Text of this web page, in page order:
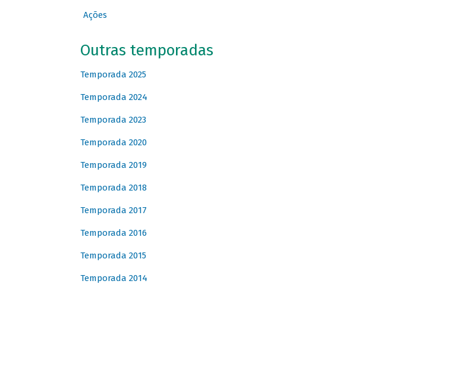
Ações
Outras temporadas
Temporada 2025
Temporada 2024
Temporada 2023
Temporada 2020
Temporada 2019
Temporada 2018
Temporada 2017
Temporada 2016
Temporada 2015
Temporada 2014